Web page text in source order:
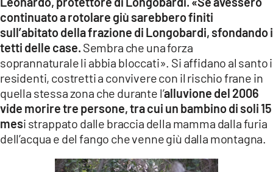
continuato a rotolare giù sarebbero finiti
sull’abitato della frazione di Longobardi, sfondando i
tetti delle case. Sembra che una forza
soprannaturale li abbia bloccati». Si affidano al santo i
residenti, costretti a convivere con il rischio frane in
quella stessa zona che durante l’alluvione del 2006
vide morire tre persone, tra cui un bambino di soli 15
mesi strappato dalle braccia della mamma dalla furia
dell’acqua e del fango che venne giù dalla montagna.